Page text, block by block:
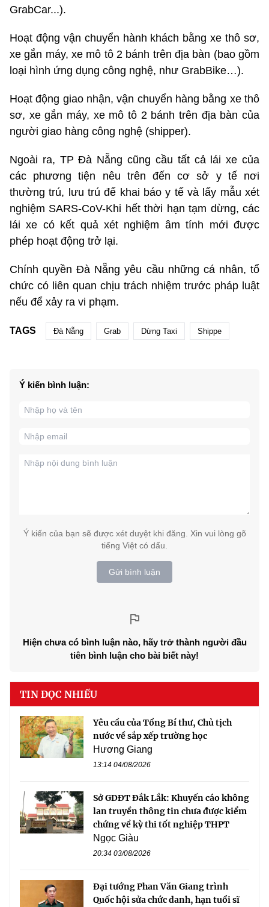
GrabCar...).
Hoạt động vận chuyển hành khách bằng xe thô sơ,
xe gắn máy, xe mô tô 2 bánh trên địa bàn (bao gồm
loại hình ứng dụng công nghệ, như GrabBike…).
Hoạt động giao nhận, vận chuyển hàng bằng xe thô
sơ, xe gắn máy, xe mô tô 2 bánh trên địa bàn của
người giao hàng công nghệ (shipper).
Ngoài ra, TP Đà Nẵng cũng cầu tất cả lái xe của
các phương tiện nêu trên đến cơ sở y tế nơi
thường trú, lưu trú để khai báo y tế và lấy mẫu xét
nghiệm SARS-CoV-Khi hết thời hạn tạm dừng, các
lái xe có kết quả xét nghiệm âm tính mới được
phép hoạt động trở lại.
Chính quyền Đà Nẵng yêu cầu những cá nhân, tổ
chức có liên quan chịu trách nhiệm trước pháp luật
nếu để xảy ra vi phạm.
TAGS Đà Nẵng Grab Dừng Taxi Shippe
Ý kiến bình luận:
Ý kiến của bạn sẽ được xét duyệt khi đăng. Xin vui lòng gõ
tiếng Việt có dấu.
Gửi bình luận
Hiện chưa có bình luận nào, hãy trở thành người đầu
tiên bình luận cho bài biết này!
TIN ĐỌC NHIỀU
Yêu cầu của Tổng Bí thư, Chủ tịch
nước về sắp xếp trường học
Hương Giang
13:14 04/08/2026
Sở GDĐT Đắk Lắk: Khuyến cáo không
lan truyền thông tin chưa được kiểm
chứng về kỳ thi tốt nghiệp THPT
Ngọc Giàu
20:34 03/08/2026
Đại tướng Phan Văn Giang trình
Quốc hội sửa chức danh, hạn tuổi sĩ